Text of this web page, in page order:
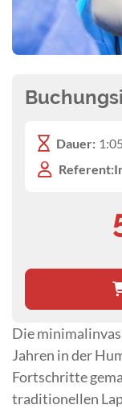
Die
Jahren in der
Fortschritte
traditionellen
Dauer: